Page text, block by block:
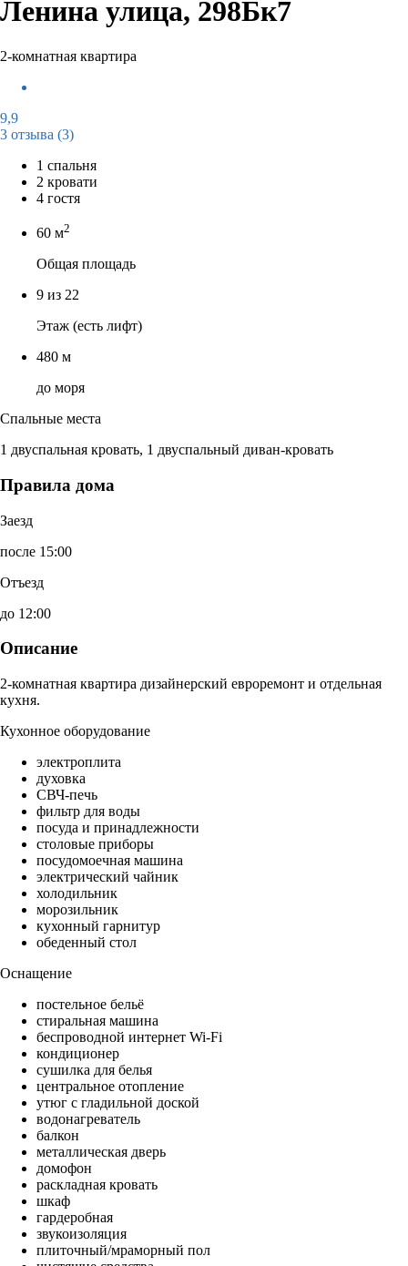
Ленина улица, 298Бк7
2-комнатная квартира
9,9
3 отзыва (3)
1 спальня
2 кровати
4 гостя
60 м2
Общая площадь
9 из 22
Этаж (есть лифт)
480 м
до моря
Спальные места
1 двуспальная кровать, 1 двуспальный диван-кровать
Правила дома
Заезд
после 15:00
Отъезд
до 12:00
Описание
2-комнатная квартира дизайнерский евроремонт и отдельная
кухня.
Кухонное оборудование
электроплита
духовка
СВЧ-печь
фильтр для воды
посуда и принадлежности
столовые приборы
посудомоечная машина
электрический чайник
холодильник
морозильник
кухонный гарнитур
обеденный стол
Оснащение
постельное бельё
стиральная машина
беспроводной интернет Wi-Fi
кондиционер
сушилка для белья
центральное отопление
утюг с гладильной доской
водонагреватель
балкон
металлическая дверь
домофон
раскладная кровать
шкаф
гардеробная
звукоизоляция
плиточный/мраморный пол